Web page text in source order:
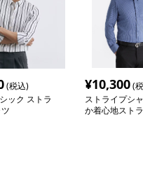
(税込)
ック ストラ
¥10,300(
ストライプシ
か着心地スト